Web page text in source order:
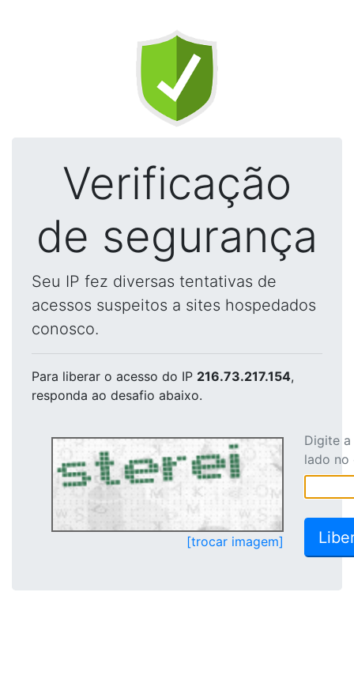
Verificação
de segurança
Seu IP fez diversas tentativas de
acessos suspeitos a sites hospedados
conosco.
Para liberar o acesso do IP 216.73.217.154,
responda ao desafio abaixo.
[trocar imagem]
Digite
lado no